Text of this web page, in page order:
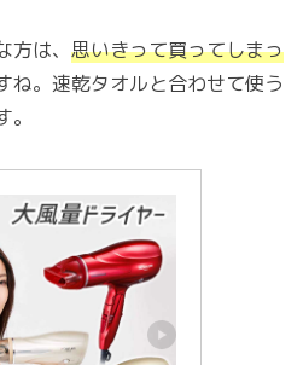
は、 思いきって買ってしまっ
ね。速乾タオルと合わせて使う